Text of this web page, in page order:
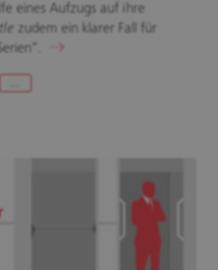
eines Aufzugs auf ihre
zudem ein klarer Fall für